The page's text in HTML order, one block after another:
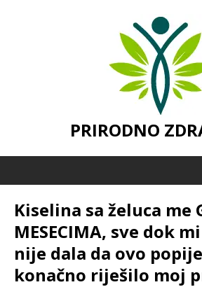
PRIRODNO
Kiselina sa želuca me
MESECIMA, sve dok
nije dala da ovo
konačno riješilo moj